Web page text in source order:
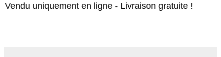
Vendu uniquement en ligne - Livraison gratuite !